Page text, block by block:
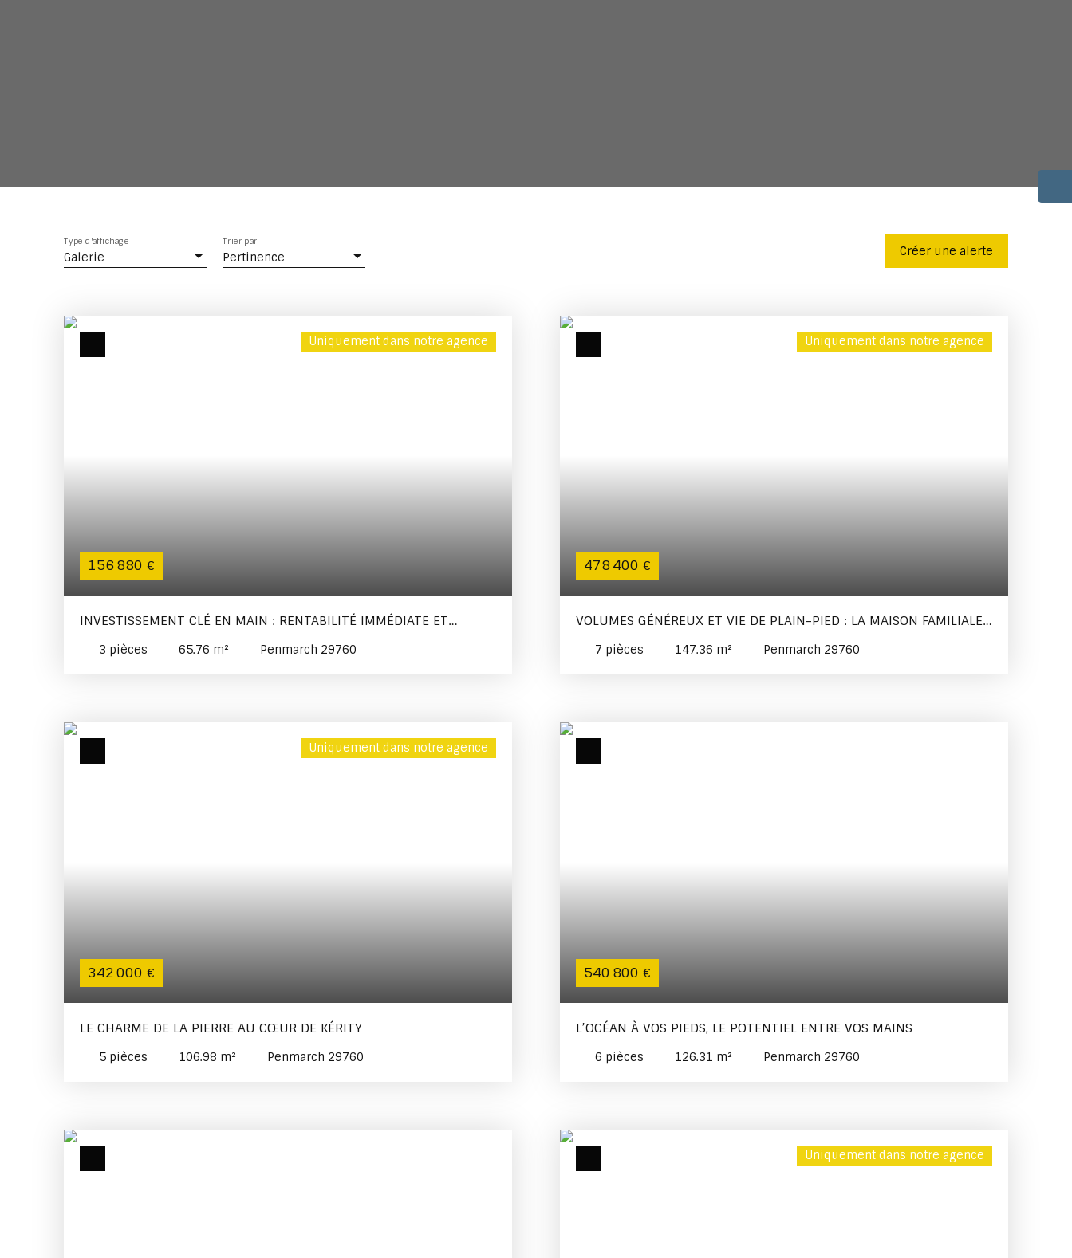
Galerie
Type d'affichage
Pertinence
Trier par
Créer une alerte
156 880 €
Uniquement dans notre agence
INVESTISSEMENT CLÉ EN MAIN : RENTABILITÉ IMMÉDIATE ET
LOCATAIRE EN PLACE !
3 pièces 65.76 m² Penmarch 29760
478 400 €
Uniquement dans notre agence
VOLUMES GÉNÉREUX ET VIE DE PLAIN-PIED : LA MAISON FAMILIALE
IDÉALE À PENMARC'H
7 pièces 147.36 m² Penmarch 29760
342 000 €
Uniquement dans notre agence
LE CHARME DE LA PIERRE AU CŒUR DE KÉRITY
5 pièces 106.98 m² Penmarch 29760
540 800 €
L’OCÉAN À VOS PIEDS, LE POTENTIEL ENTRE VOS MAINS
6 pièces 126.31 m² Penmarch 29760
Uniquement dans notre agence